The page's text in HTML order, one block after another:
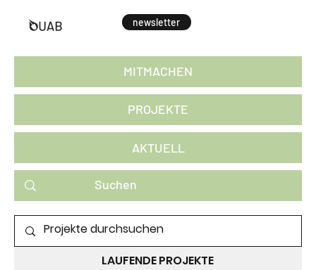
newsletter
AKTUELL
PROJEKTE
MITMACHEN
PROJEKTE ZUM MITMACHEN
LAUFENDE PROJEKTE